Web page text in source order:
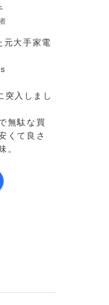
元大手家電
入しまし
無駄な買
くて良さ
。